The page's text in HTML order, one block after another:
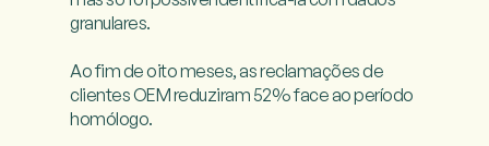
granulares.
Ao fim de oito meses, as reclamações de
clientes OEM reduziram 52% face ao período
homólogo.